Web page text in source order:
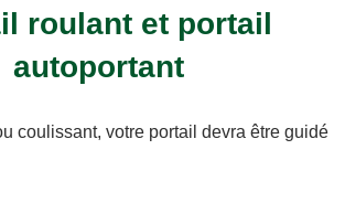
roulant et portail
autoportant
coulissant, votre portail devra être guidé